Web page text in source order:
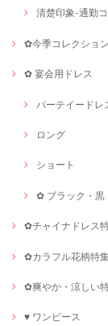
清楚印象-通勤
✿今季コレクション
✿ 宴会用ドレス
パーテイードレ
ロング
ショート
✿ ブラック・黒
✿チャイナドレス
✿カラフル花柄特
✿爽やか・涼しい
♥ ワンピース